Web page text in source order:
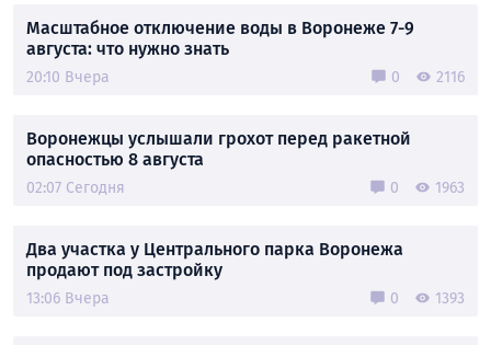
Масштабное отключение воды в Воронеже 7-9
августа: что нужно знать
20:10 Вчера 0 2116
Воронежцы услышали грохот перед ракетной
опасностью 8 августа
02:07 Сегодня 0 1963
Два участка у Центрального парка Воронежа
продают под застройку
13:06 Вчера 0 1393